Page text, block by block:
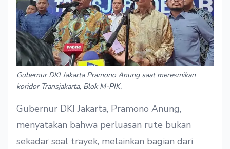
Gubernur DKI Jakarta Pramono Anung saat meresmikan
koridor Transjakarta, Blok M-PIK.
Gubernur DKI Jakarta, Pramono Anung,
menyatakan bahwa perluasan rute bukan
sekadar soal trayek, melainkan bagian dari